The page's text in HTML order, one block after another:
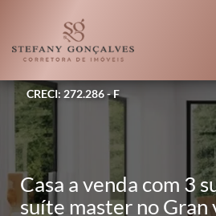
CRECI: 272.286 - F
Casa a venda com 3
suíte master no Gran